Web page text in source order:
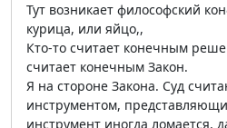
Тут возникает философский
курица, или яйцо,,
Кто-то считает конечным
считает конечным Закон.
Я на стороне Закона. Суд
инструментом,
инструмент иногда ломается,